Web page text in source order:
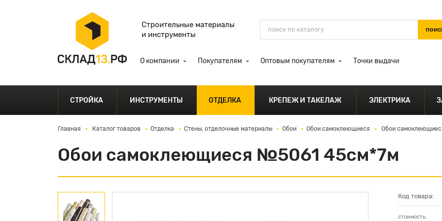
Строительные материалы
и инструменты
О компании Покупателям Оптовым покупателям Точки выдачи
СТРОЙКА ИНСТРУМЕНТЫ ОТДЕЛКА КРЕПЕЖ И ТАКЕЛАЖ ЭЛЕКТРИКА
Главная Каталог товаров Отделка Стены, отделочные материалы Обои Обои самоклеющиеся Обои
Обои самоклеющиеся №5061 45см*7м
Код товара:
стоимость: